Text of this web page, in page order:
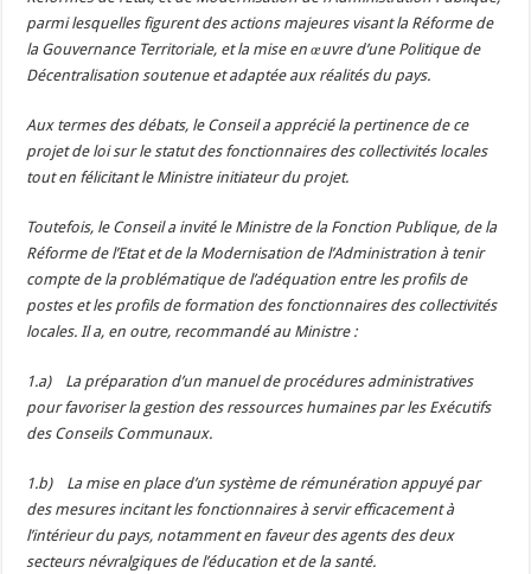
parmi lesquelles figurent des actions majeures visant la Réforme de
la Gouvernance Territoriale, et la mise en œuvre d’une Politique de
Décentralisation soutenue et adaptée aux réalités du pays.
Aux termes des débats, le Conseil a apprécié la pertinence de ce
projet de loi sur le statut des fonctionnaires des collectivités locales
tout en félicitant le Ministre initiateur du projet.
Toutefois, le Conseil a invité le Ministre de la Fonction Publique, de la
Réforme de l’Etat et de la Modernisation de l’Administration à tenir
compte de la problématique de l’adéquation entre les profils de
postes et les profils de formation des fonctionnaires des collectivités
locales. Il a, en outre, recommandé au Ministre :
1.a) La préparation d’un manuel de procédures administratives
pour favoriser la gestion des ressources humaines par les Exécutifs
des Conseils Communaux.
1.b) La mise en place d’un système de rémunération appuyé par
des mesures incitant les fonctionnaires à servir efficacement à
l’intérieur du pays, notamment en faveur des agents des deux
secteurs névralgiques de l’éducation et de la santé.